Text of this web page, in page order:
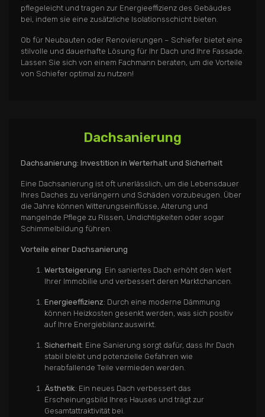
pflegeleicht und tragen zur Energieeffizienz des Gebäudes
bei, indem sie eine zusätzliche Isolationsschicht bieten.
Ob für Neubauten oder Renovierungen – Schiefer bietet eine
stilvolle und dauerhafte Lösung für Ihr Dach und Ihre Fassade.
Lassen Sie sich von einem Fachmann beraten, um die Vorteile
von Schiefer optimal zu nutzen!
Dachsanierung
Dachsanierung: Investition in Werterhalt und Sicherheit
Eine Dachsanierung ist oft unerlässlich, um die Lebensdauer
Ihres Daches zu verlängern und Schäden vorzubeugen. Über
die Jahre können Witterungseinflüsse, Alterung und
mangelnde Pflege zu Rissen, Undichtigkeiten oder sogar
Schimmelbildung führen.
Vorteile einer Dachsanierung
Wertsteigerung: Ein saniertes Dach erhöht den Wert
Ihrer Immobilie und verbessert deren Marktchancen.
Energieeffizienz: Durch eine moderne Dämmung
können Heizkosten gesenkt werden, was sich positiv
auf Ihre Energiebilanz auswirkt.
Sicherheit: Eine Sanierung sorgt dafür, dass Ihr Dach
stabil bleibt und potenzielle Gefahren wie
herabfallende Teile vermieden werden.
Ästhetik: Ein neues Dach verbessert das
Erscheinungsbild Ihres Hauses und trägt zur
Gesamtattraktivität bei.